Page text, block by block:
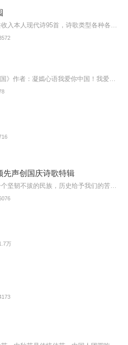
先声创国庆诗歌特辑
万